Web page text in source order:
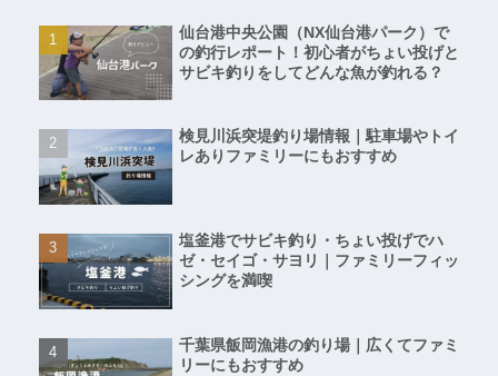
仙台港中央公園（NX仙台港パーク）で
の釣行レポート！初心者がちょい投げと
サビキ釣りをしてどんな魚が釣れる？
検見川浜突堤釣り場情報｜駐車場やトイ
レありファミリーにもおすすめ
塩釜港でサビキ釣り・ちょい投げでハ
ゼ・セイゴ・サヨリ｜ファミリーフィッ
シングを満喫
千葉県飯岡漁港の釣り場｜広くてファミ
リーにもおすすめ